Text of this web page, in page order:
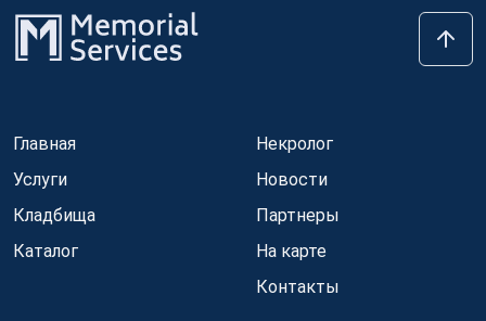
Главная
Услуги
Кладбища
Каталог
Некролог
Новости
Партнеры
На карте
Контакты